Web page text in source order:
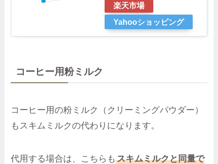
楽天市場
Yahooショッピング
コーヒー用粉ミルク
コーヒー用の粉ミルク（クリーミングパウダー）
もスキムミルクの代わりになります。
代用する場合は、こちらもスキムミルクと同量で